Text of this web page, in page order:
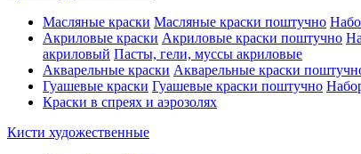
Масляные краски Масляные краски поштучно
Акриловые краски Акриловые краски поштучно
акриловый Пасты, гели, муссы акриловые
Акварельные краски Акварельные краски
Гуашевые краски Гуашевые краски поштучно
Краски в спреях и аэрозолях
Кисти художественные